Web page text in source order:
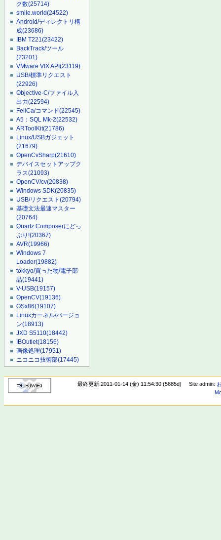
ク数(25714)
smile.world(24522)
Android/ディレクトリ構
成(23686)
IBM T221(23422)
BackTrack/ツール
(23201)
VMware VIX API(23119)
USB/標準リクエスト
(22926)
Objective-C/ファイル入
出力(22594)
FeliCa/コマンド(22545)
A5：SQL Mk-2(22532)
ARToolKit(21786)
Linux/USBガジェット
(21679)
OpenCvSharp(21610)
デバイスセットアップク
ラス(21093)
OpenCV/cv(20838)
Windows SDK(20835)
USB/リクエスト(20794)
基礎文法最速マスター
(20764)
Quartz Composerにどっ
ぷり!(20367)
AVR(19966)
Windows 7
Loader(19882)
tokkyo/買った物/電子部
品(19441)
V-USB(19157)
OpenCV(19136)
OSx86(19107)
Linuxカーネル/バージョ
ン(18913)
JXD S5110(18442)
IBOutlet(18156)
画像処理(17951)
ニコニコ技術部(17445)
最終更新:2011-01-14 (金) 11:54:30 (5685d) Site admin: